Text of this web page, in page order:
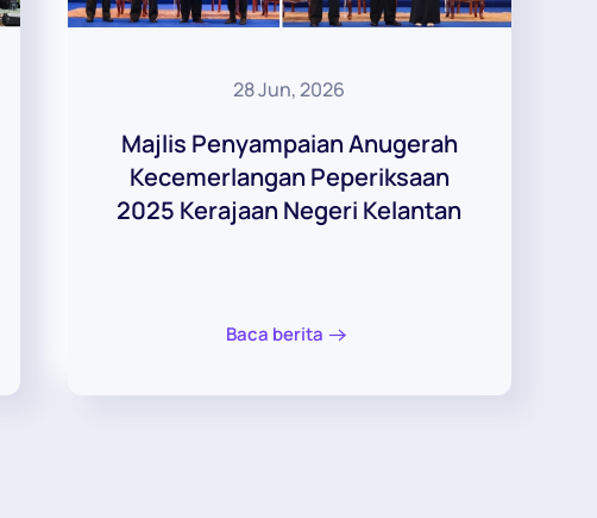
28 Jun, 2026
Majlis Penyampaian Anugerah
Kecemerlangan Peperiksaan
2025 Kerajaan Negeri Kelantan
Baca berita